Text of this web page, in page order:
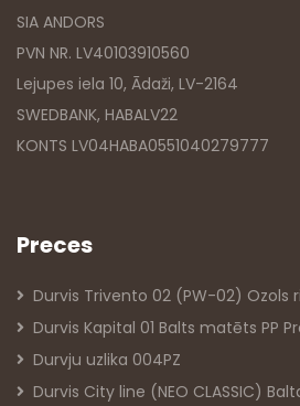
SIA ANDORS
PVN NR. LV40103910560
Lejupes iela 10, Ādaži, LV-2164
SWEDBANK, HABALV22
KONTS LV04HABA0551040279777
Preces
Durvis Trivento 02 (PW-02) Ozols
Durvis Kapital 01 Balts matēts PP
Durvju uzlika 004PZ
Durvis City line (NEO CLASSIC)